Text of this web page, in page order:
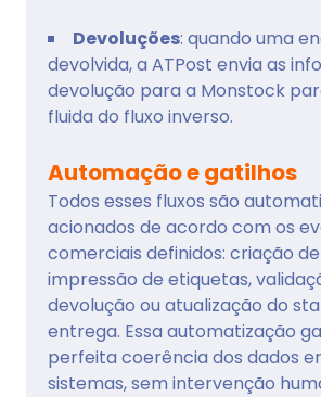
Devoluções: quando uma
devolvida, a ATPost envia as
devolução para a Monstock
fluida do fluxo inverso.
Automação e gatilhos
Todos esses fluxos são
acionados de acordo com os
comerciais definidos: criação
impressão de etiquetas,
devolução ou atualização do
entrega. Essa automatização
perfeita coerência dos dados
sistemas, sem intervenção